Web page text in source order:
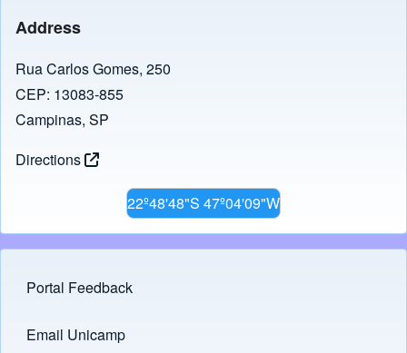
Address
Rua Carlos Gomes, 250
CEP: 13083-855
Campinas, SP
Directions
22º48'48"S 47º04'09"W
Footer menu
Portal Feedback
Links
Email Unicamp
(opens in new tab)